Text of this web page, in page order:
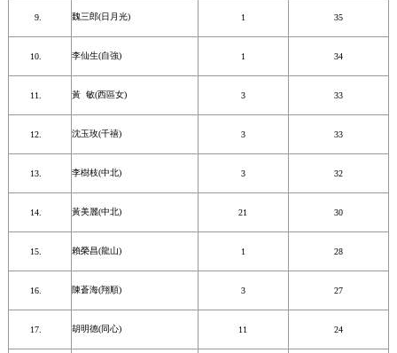
魏三郎(日月光) 1 35
李仙生(自強) 1 34
黃 敏(西區女) 3 33
沈玉玫(千禧) 3 33
李樹枝(中北) 3 32
黃美麗(中北) 21 30
賴榮昌(龍山) 1 28
陳蒼海(翔順) 3 27
胡明德(同心) 11 24